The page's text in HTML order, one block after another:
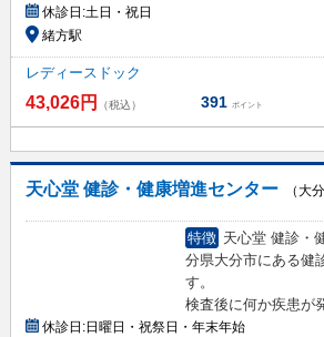
休診日:土日・祝日
緒方駅
レディースドック
43,026円 （税込） 391 ポイント
天心堂 健診・健康増進センター
（大
特徴 天心堂 健診・
分県大分市にある健
す。
検査後に何か疾患が
休診日:日曜日・祝祭日・年末年始